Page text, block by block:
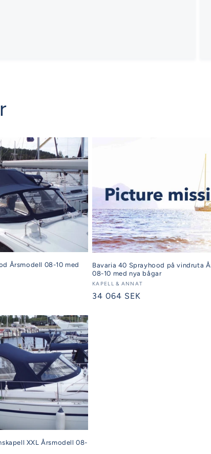
Årsmodell 08-10 med
Bavaria 40 Sprayhood på vindruta
08-10 med nya bågar
Säljare:
KAPELL & ANNAT
Ordinarie
34 064 SEK
XXL Årsmodell 08-